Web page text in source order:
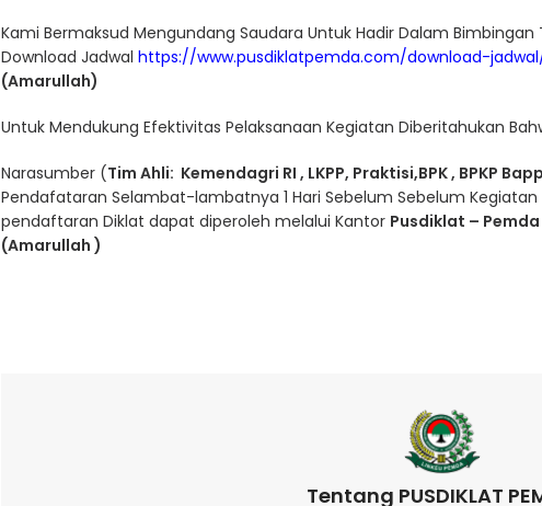
Kami Bermaksud Mengundang Saudara Untuk Hadir Dalam
Download Jadwalhttps://www.pusdiklatpemda.com/download-
(Amarullah)
Untuk Mendukung Efektivitas Pelaksanaan Kegiatan Diberitahukan
Narasumber (Tim Ahli: Kemendagri RI , LKPP, Praktisi,BPK , BPKP
Pendafataran Selambat-lambatnya 1 Hari Sebelum Sebelum
pendaftaran Diklat dapat diperoleh melalui Kantor Pusdiklat –
(Amarullah )
Tentang PUSDIKLAT